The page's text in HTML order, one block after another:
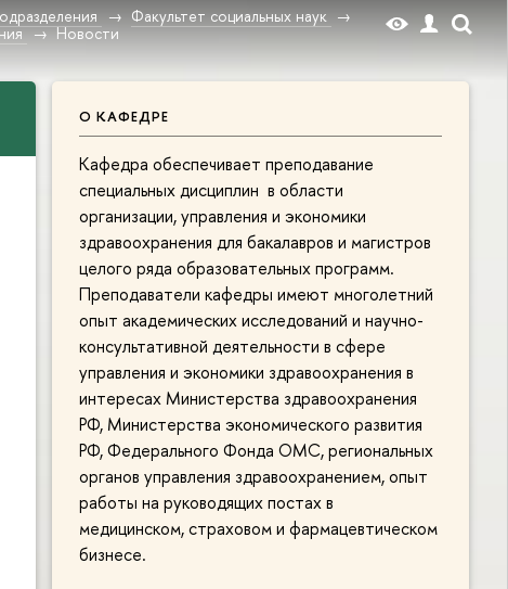
Факультет социальных наук
Новости
О КАФЕДРЕ
Кафедра обеспечивает преподавание
специальных дисциплин в области
организации, управления и экономики
здравоохранения для бакалавров и магистров
целого ряда образовательных программ.
Преподаватели кафедры имеют многолетний
опыт академических исследований и научно-
консультативной деятельности в сфере
управления и экономики здравоохранения в
интересах Министерства здравоохранения
РФ, Министерства экономического развития
РФ, Федерального Фонда ОМС, региональных
органов управления здравоохранением, опыт
работы на руководящих постах в
медицинском, страховом и фармацевтическом
бизнесе.